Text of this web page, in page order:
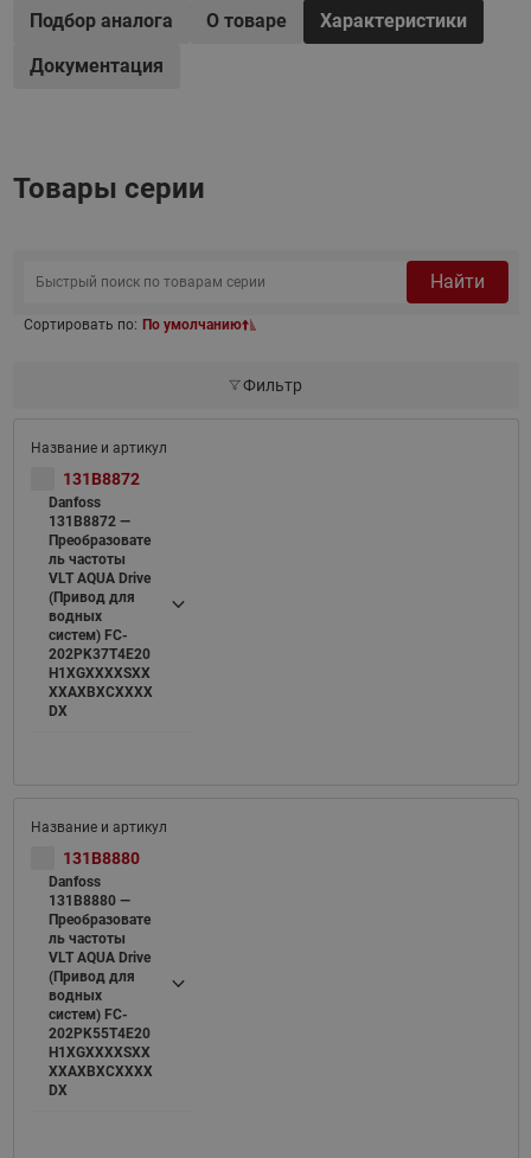
Подбор аналога О товаре
Характеристики
Документация
Товары серии
Найти
Сортировать по: По умолчанию
Фильтр
131B8872
Danfoss
131B8872 —
Преобразовате
ль частоты
VLT AQUA Drive
(Привод для
водных
систем) FC-
202PK37T4E20
H1XGXXXXSXX
XXAXBXCXXXX
DX
131B8880
Danfoss
131B8880 —
Преобразовате
ль частоты
VLT AQUA Drive
(Привод для
водных
систем) FC-
202PK55T4E20
H1XGXXXXSXX
XXAXBXCXXXX
DX